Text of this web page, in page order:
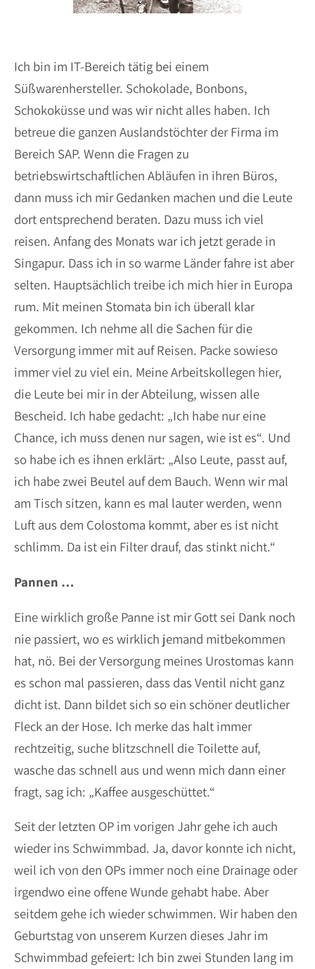
Ich bin im IT-Bereich tätig bei einem
Süßwarenhersteller. Schokolade, Bonbons,
Schokoküsse und was wir nicht alles haben. Ich
betreue die ganzen Auslandstöchter der Firma im
Bereich SAP. Wenn die Fragen zu
betriebswirtschaftlichen Abläufen in ihren Büros,
dann muss ich mir Gedanken machen und die Leute
dort entsprechend beraten. Dazu muss ich viel
reisen. Anfang des Monats war ich jetzt gerade in
Singapur. Dass ich in so warme Länder fahre ist aber
selten. Hauptsächlich treibe ich mich hier in Europa
rum. Mit meinen Stomata bin ich überall klar
gekommen. Ich nehme all die Sachen für die
Versorgung immer mit auf Reisen. Packe sowieso
immer viel zu viel ein. Meine Arbeitskollegen hier,
die Leute bei mir in der Abteilung, wissen alle
Bescheid. Ich habe gedacht: „Ich habe nur eine
Chance, ich muss denen nur sagen, wie ist es“. Und
so habe ich es ihnen erklärt: „Also Leute, passt auf,
ich habe zwei Beutel auf dem Bauch. Wenn wir mal
am Tisch sitzen, kann es mal lauter werden, wenn
Luft aus dem Colostoma kommt, aber es ist nicht
schlimm. Da ist ein Filter drauf, das stinkt nicht.“
Pannen …
Eine wirklich große Panne ist mir Gott sei Dank noch
nie passiert, wo es wirklich jemand mitbekommen
hat, nö. Bei der Versorgung meines Urostomas kann
es schon mal passieren, dass das Ventil nicht ganz
dicht ist. Dann bildet sich so ein schöner deutlicher
Fleck an der Hose. Ich merke das halt immer
rechtzeitig, suche blitzschnell die Toilette auf,
wasche das schnell aus und wenn mich dann einer
fragt, sag ich: „Kaffee ausgeschüttet.“
Seit der letzten OP im vorigen Jahr gehe ich auch
wieder ins Schwimmbad. Ja, davor konnte ich nicht,
weil ich von den OPs immer noch eine Drainage oder
irgendwo eine offene Wunde gehabt habe. Aber
seitdem gehe ich wieder schwimmen. Wir haben den
Geburtstag von unserem Kurzen dieses Jahr im
Schwimmbad gefeiert: Ich bin zwei Stunden lang im